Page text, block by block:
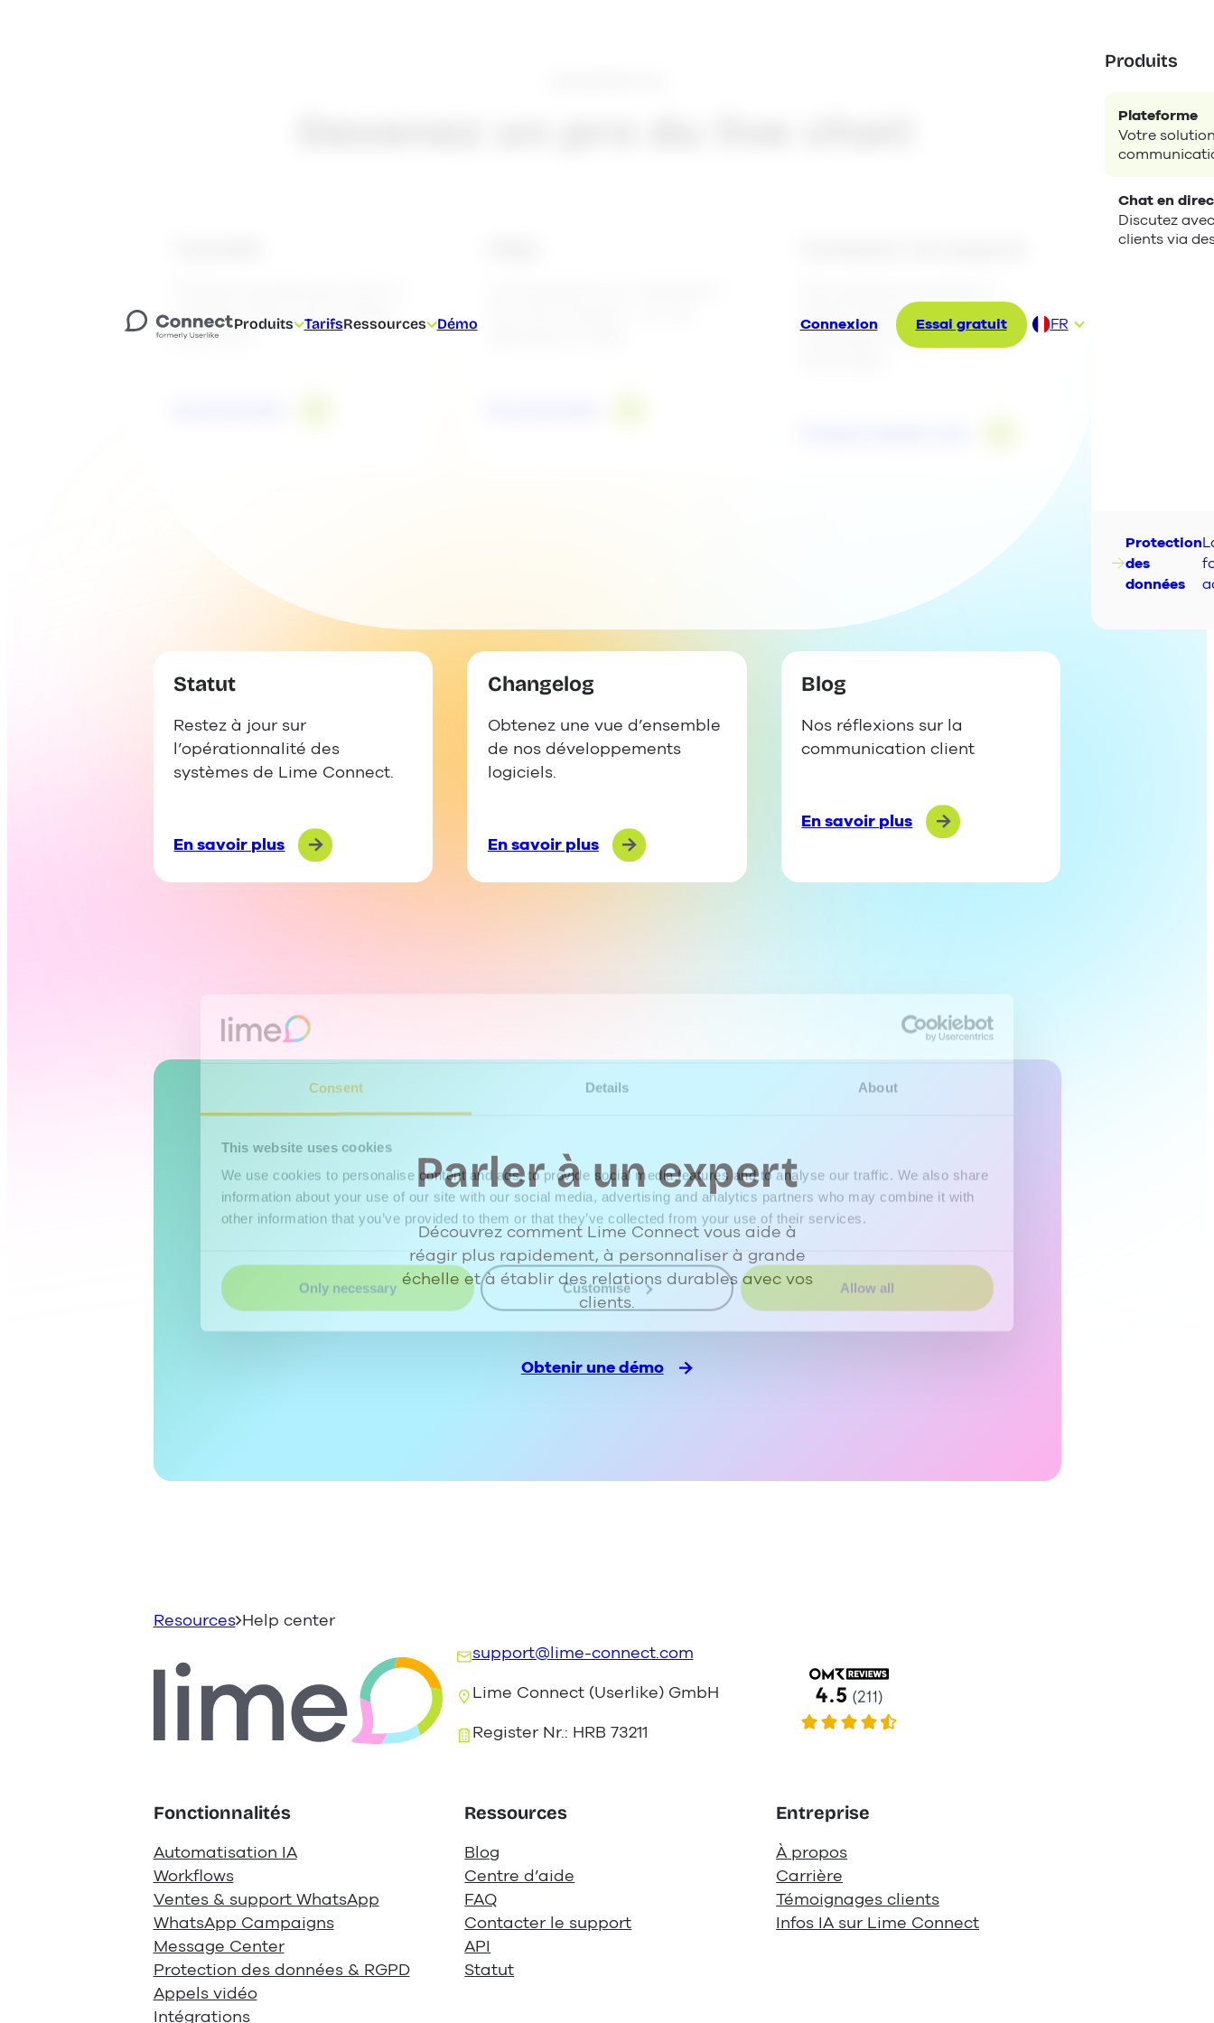
Consent Details About
This website uses cookies
We use cookies to personalise content and ads, to provide social media features and to analyse our traffic. We also share
information about your use of our site with our social media, advertising and analytics partners who may combine it with
other information that you’ve provided to them or that they’ve collected from your use of their services.
Only necessary Customise Allow all
Produits TarifsRessources Démo Connexion Essai gratuit FR
Produits
Plateforme
Votre
Chat en
Discutez
clients via
Protection
des
données
maximum de Lime Connect
pas à pas
poser? Envoyez-nous un
message via le Website
Statut
Restez à jour sur
l’opérationnalité des
systèmes de Lime Connect.
En savoir plus
Changelog
Obtenez une vue d’ensemble
de nos développements
logiciels.
En savoir plus
Blog
Nos réflexions sur la
communication client
En savoir plus
Parler à un expert
Découvrez comment Lime Connect vous aide à
réagir plus rapidement, à personnaliser à grande
échelle et à établir des relations durables avec vos
clients.
Obtenir une démo
Resources Help center
support@lime-connect.com
Lime Connect (Userlike) GmbH
Register Nr.: HRB 73211
Fonctionnalités
Automatisation IA
Workflows
Ventes & support WhatsApp
WhatsApp Campaigns
Message Center
Protection des données & RGPD
Appels vidéo
Intégrations
Ressources
Blog
Centre d’aide
FAQ
Contacter le support
API
Statut
Entreprise
À propos
Carrière
Témoignages clients
Infos IA sur Lime Connect